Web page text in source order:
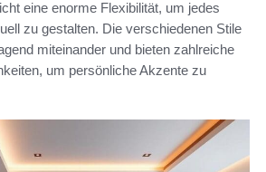
eine enorme Flexibilität, um jedes
zu gestalten. Die verschiedenen Stile
miteinander und bieten zahlreiche
um persönliche Akzente zu